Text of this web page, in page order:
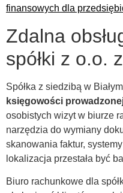
finansowych dla
Zdalna
spółki z o.o.
Spółka z siedzibą w
księgowości
osobistych wizyt w biurze
narzędzia do wymiany
skanowania faktur,
lokalizacja przestała być
Biuro rachunkowe dla